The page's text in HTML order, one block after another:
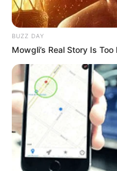
BUZZ DAY
Mowgli’s Real Story Is